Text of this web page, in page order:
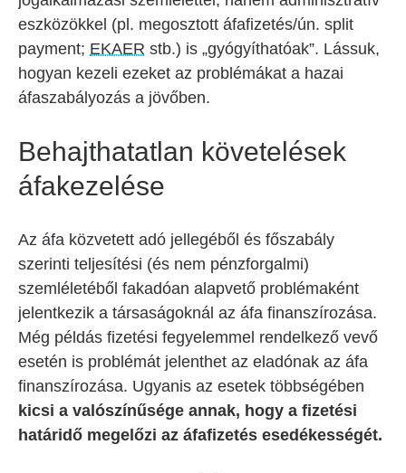
eszközökkel (pl. megosztott áfafizetés/ún. split
payment; EKAER stb.) is „gyógyíthatóak”. Lássuk,
hogyan kezeli ezeket az problémákat a hazai
áfaszabályozás a jövőben.
Behajthatatlan követelések
áfakezelése
Az áfa közvetett adó jellegéből és főszabály
szerinti teljesítési (és nem pénzforgalmi)
szemléletéből fakadóan alapvető problémaként
jelentkezik a társaságoknál az áfa finanszírozása.
Még példás fizetési fegyelemmel rendelkező vevő
esetén is problémát jelenthet az eladónak az áfa
finanszírozása. Ugyanis az esetek többségében
kicsi a valószínűsége annak, hogy a fizetési
határidő megelőzi az áfafizetés esedékességét.